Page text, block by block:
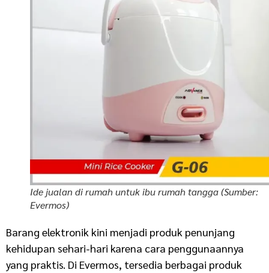
Ide jualan di rumah untuk ibu rumah tangga (Sumber:
Evermos)
Barang elektronik kini menjadi produk penunjang
kehidupan sehari-hari karena cara penggunaannya
yang praktis. Di Evermos, tersedia berbagai produk